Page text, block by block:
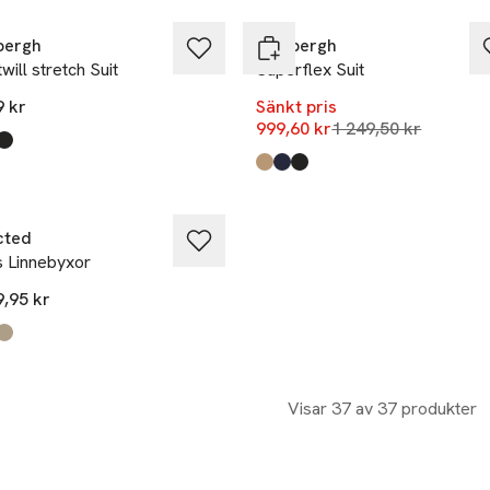
stretch Suit
kr
finns i färgerna:
,
Lindbergh
Superflex Suit
Sänkt pris
999,60 krLägsta pris 30 dagar
1 249,50 kr
Produkten finns i färgerna:
Lt Sand
Navy,
Black,
Linnebyxor
kr
finns i färgerna:
,
Visar 37 av 37 produkter